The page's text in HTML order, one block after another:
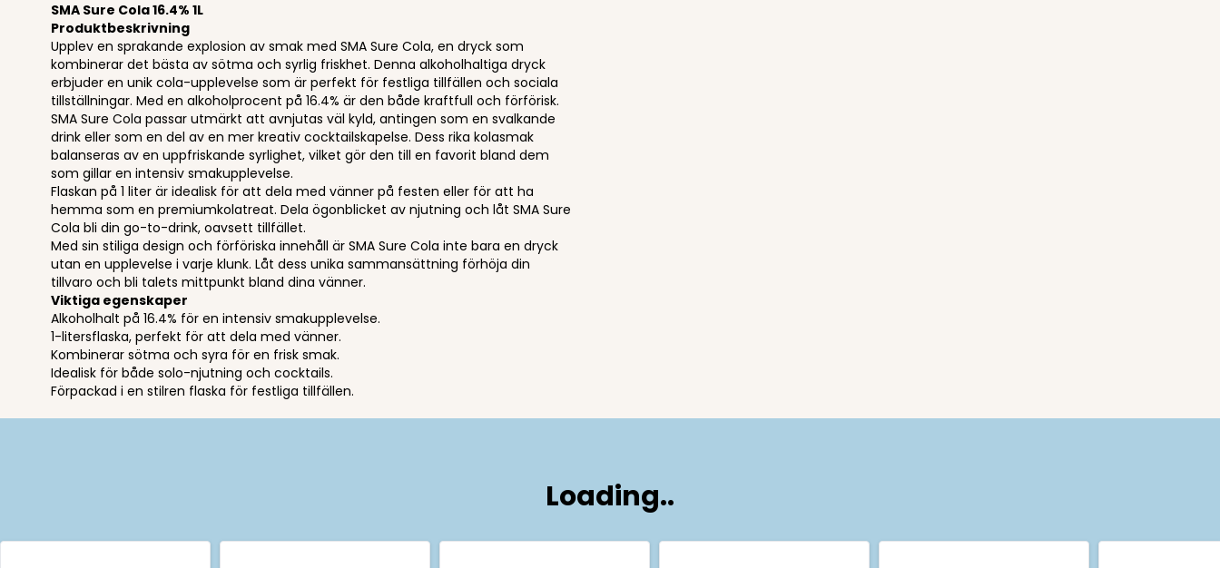
SMA Sure Cola 16.4% 1L
Produktbeskrivning
Upplev en sprakande explosion av smak med SMA Sure Cola, en dryck som
kombinerar det bästa av sötma och syrlig friskhet. Denna alkoholhaltiga dryck
erbjuder en unik cola-upplevelse som är perfekt för festliga tillfällen och sociala
tillställningar. Med en alkoholprocent på 16.4% är den både kraftfull och förförisk.
SMA Sure Cola passar utmärkt att avnjutas väl kyld, antingen som en svalkande
drink eller som en del av en mer kreativ cocktailskapelse. Dess rika kolasmak
balanseras av en uppfriskande syrlighet, vilket gör den till en favorit bland dem
som gillar en intensiv smakupplevelse.
Flaskan på 1 liter är idealisk för att dela med vänner på festen eller för att ha
hemma som en premiumkolatreat. Dela ögonblicket av njutning och låt SMA Sure
Cola bli din go-to-drink, oavsett tillfället.
Med sin stiliga design och förföriska innehåll är SMA Sure Cola inte bara en dryck
utan en upplevelse i varje klunk. Låt dess unika sammansättning förhöja din
tillvaro och bli talets mittpunkt bland dina vänner.
Viktiga egenskaper
Alkoholhalt på 16.4% för en intensiv smakupplevelse.
1-litersflaska, perfekt för att dela med vänner.
Kombinerar sötma och syra för en frisk smak.
Idealisk för både solo-njutning och cocktails.
Förpackad i en stilren flaska för festliga tillfällen.
Loading..